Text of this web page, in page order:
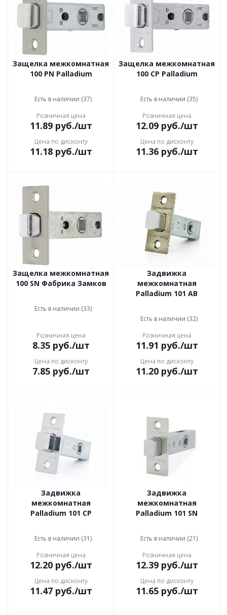
Защелка межкомнатная
100 PN Palladium
Есть в наличии (37)
Розничная цена
11.89руб./шт
Цена по дисконту
11.18руб./шт
Защелка межкомнатная
100 CP Palladium
Есть в наличии (35)
Розничная цена
12.09руб./шт
Цена по дисконту
11.36руб./шт
Защелка межкомнатная
100 SN Фабрика Замков
Есть в наличии (33)
Розничная цена
8.35руб./шт
Цена по дисконту
7.85руб./шт
Задвижка
межкомнатная
Palladium 101 AB
Есть в наличии (32)
Розничная цена
11.91 руб./шт
Цена по дисконту
11.20руб./шт
Задвижка
межкомнатная
Palladium 101 CP
Есть в наличии (31)
Розничная цена
12.20руб./шт
Цена по дисконту
11.47руб./шт
Задвижка
межкомнатная
Palladium 101 SN
Есть в наличии (21)
Розничная цена
12.39руб./шт
Цена по дисконту
11.65руб./шт